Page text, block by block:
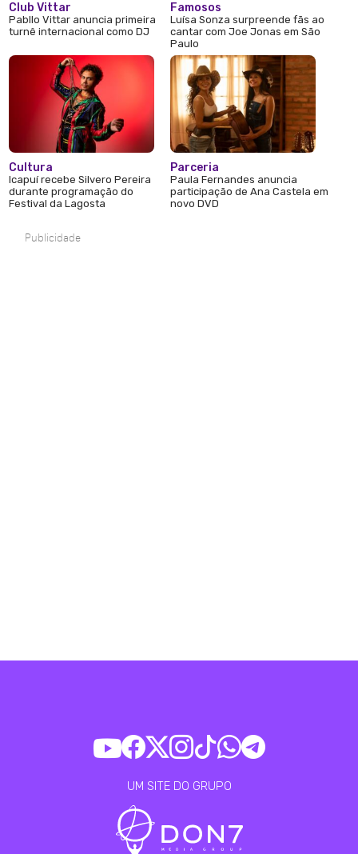
Club Vittar
Pabllo Vittar anuncia primeira
turnê internacional como DJ
Cultura
Icapuí recebe Silvero Pereira
durante programação do
Festival da Lagosta
Famosos
Luísa Sonza surpreende fãs ao
cantar com Joe Jonas em São
Paulo
Parceria
Paula Fernandes anuncia
participação de Ana Castela em
novo DVD
Publicidade
UM SITE DO GRUPO